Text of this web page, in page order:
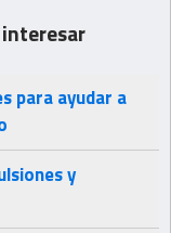
para ayudar a
y